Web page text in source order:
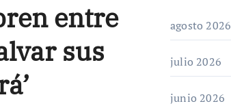
entre
sus
agosto 2026
julio 2026
junio 2026